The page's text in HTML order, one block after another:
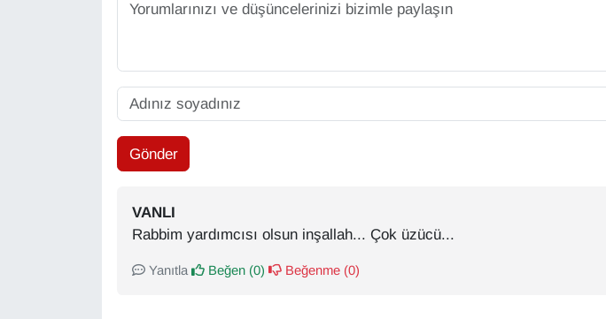
Gönder
VANLI
Rabbim yardımcısı olsun inşallah... Çok üzücü...
Yanıtla Beğen (0) Beğenme (0)